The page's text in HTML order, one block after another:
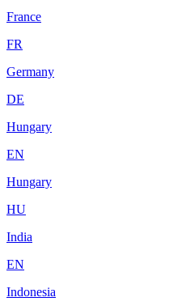
France
FR
Germany
DE
Hungary
EN
Hungary
HU
India
EN
Indonesia